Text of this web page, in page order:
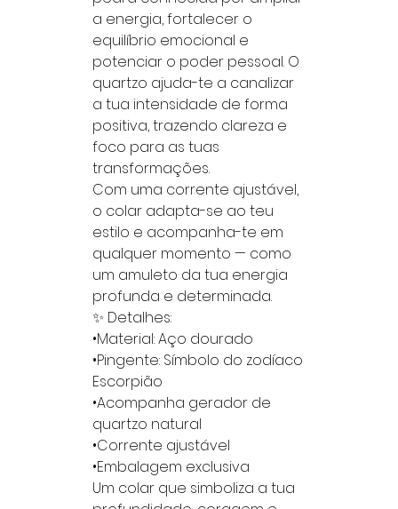
a energia, fortalecer o
equilíbrio emocional e
potenciar o poder pessoal. O
quartzo ajuda-te a canalizar
a tua intensidade de forma
positiva, trazendo clareza e
foco para as tuas
transformações.
Com uma corrente ajustável,
o colar adapta-se ao teu
estilo e acompanha-te em
qualquer momento — como
um amuleto da tua energia
profunda e determinada.
✨ Detalhes:
•Material: Aço dourado
•Pingente: Símbolo do zodíaco
Escorpião
•Acompanha gerador de
quartzo natural
•Corrente ajustável
•Embalagem exclusiva
Um colar que simboliza a tua